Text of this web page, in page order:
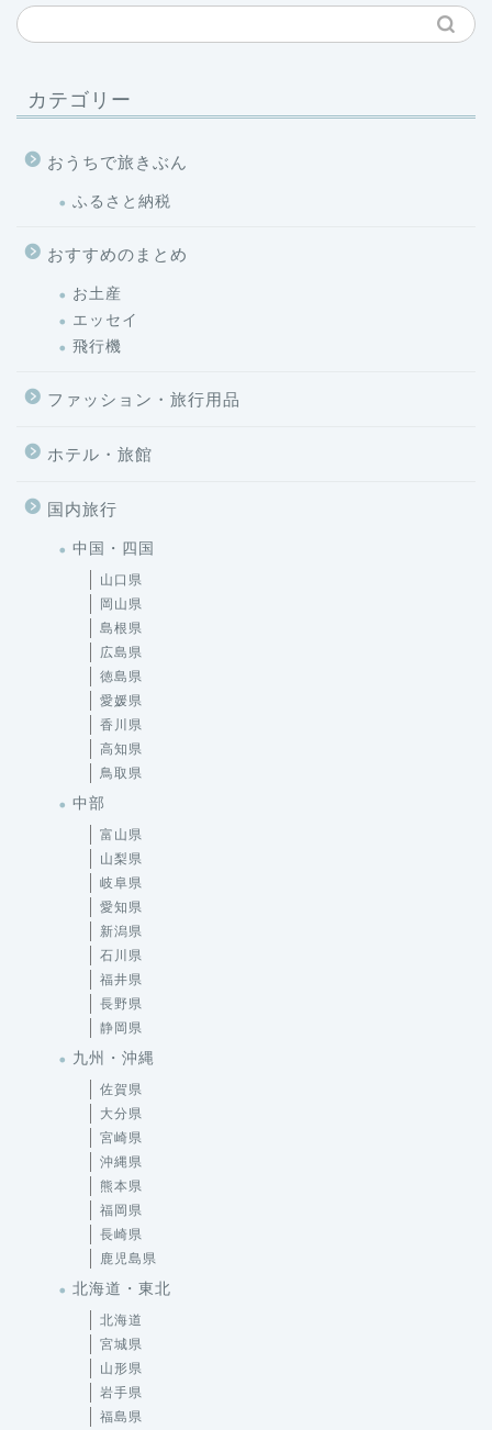
カテゴリー
おうちで旅きぶん
おすすめのまとめ
エッセイ
飛行機
ファッション・旅行用品
ホテル・旅館
国内旅行
岡山県
島根県
広島県
徳島県
愛媛県
香川県
高知県
鳥取県
中部
富山県
山梨県
岐阜県
愛知県
新潟県
石川県
福井県
長野県
静岡県
九州・沖縄
佐賀県
大分県
宮崎県
沖縄県
熊本県
福岡県
長崎県
鹿児島県
北海道・東北
北海道
宮城県
山形県
岩手県
福島県
秋田県
青森県